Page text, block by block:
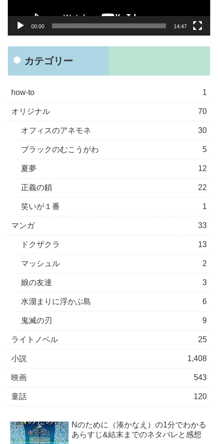
00:00 14:47
カテゴリー
how-to 1
オリジナル 70
オフィスのアネモネ 30
ブラックのむこうがわ 5
夏夢 12
正義の鎖 22
笑いが１番 1
マンガ 33
ドクザクラ 13
マッシュル 2
娘の友達 3
水溜まりに浮かぶ島 6
鬼滅の刃 9
ライトノベル 25
小説 1,408
映画 543
童話 120
Nのために（湊かなえ）の1分でわかる
あらすじ&結末までのネタバレと感想